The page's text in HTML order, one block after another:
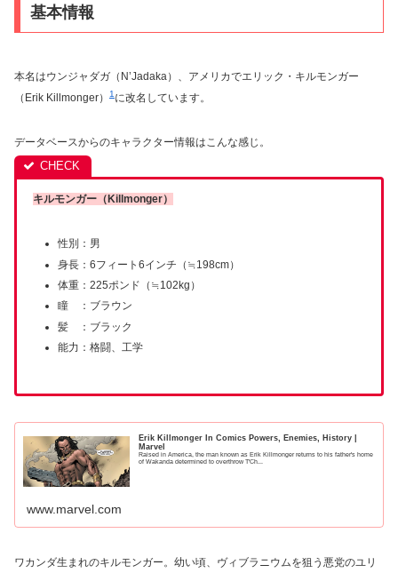
基本情報
本名はウンジャダガ（N’Jadaka）、アメリカでエリック・キルモンガー
（Erik Killmonger）
1 に改名しています。
データベースからのキャラクター情報はこんな感じ。
キルモンガー（Killmonger）
性別：男
身長：6フィート6インチ（≒198cm）
体重：225ポンド（≒102kg）
瞳 ：ブラウン
髪 ：ブラック
能力：格闘、工学
Erik Killmonger In Comics Powers, Enemies, History |
Marvel
Raised in America, the man known as Erik Killmonger returns to his father's home
of Wakanda determined to overthrow T'Ch...
www.marvel.com
ワカンダ生まれのキルモンガー。幼い頃、ヴィブラニウムを狙う悪党のユリ